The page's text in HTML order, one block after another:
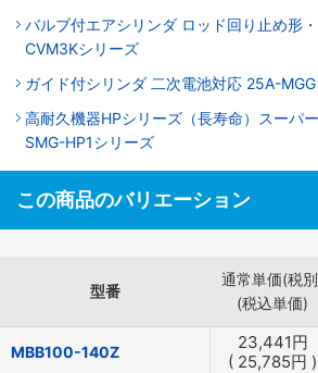
バルブ付エアシリンダ ロッド回り止め形
CVM3Kシリーズ
ガイド付シリンダ 二次電池対応 25A-
高耐久機器HPシリーズ（長寿命）スーパ
SMG-HP1シリーズ
この商品のバリエーション
型番
通常単価(税
(税込単価)
MBB100-140Z 23,441円
( 25,785円 )